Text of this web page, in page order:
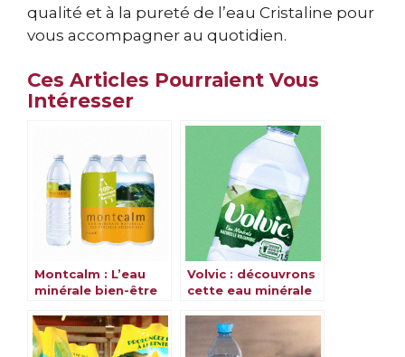
qualité et à la pureté de l’eau Cristaline pour
vous accompagner au quotidien.
Ces Articles Pourraient Vous
Intéresser
Montcalm : L’eau
minérale bien-être
Volvic : découvrons
cette eau minérale